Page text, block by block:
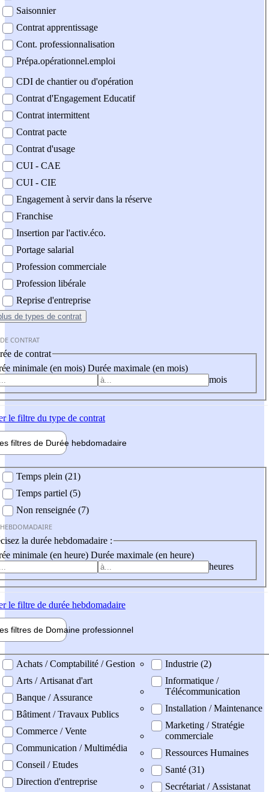
Saisonnier
Contrat apprentissage
Cont. professionnalisation
Prépa.opérationnel.emploi
CDI de chantier ou d'opération
Contrat d'Engagement Educatif
Contrat intermittent
Contrat pacte
Contrat d'usage
CUI - CAE
CUI - CIE
Engagement à servir dans la réserve
Franchise
Insertion par l'activ.éco.
Portage salarial
Profession commerciale
Profession libérale
Reprise d'entreprise
de types de contrat
CONTRAT
de contrat
minimale (en mois) Durée maximale (en mois)
mois
le filtre du type de contrat
filtres de Durée hebdomadaire
Temps plein (21)
Temps partiel (5)
Non renseignée (7)
la durée hebdomadaire :
minimale (en heure) Durée maximale (en heure)
heures
le filtre de durée hebdomadaire
filtres de Domaine professionnel
professionel
Achats / Comptabilité / Gestion
Arts / Artisanat d'art
Banque / Assurance
Bâtiment / Travaux Publics
Commerce / Vente
Communication / Multimédia
Conseil / Etudes
Direction d'entreprise
Industrie (2)
Informatique /
Télécommunication
Installation / Maintenance
Marketing / Stratégie
commerciale
Ressources Humaines
Santé (31)
Secrétariat / Assistanat